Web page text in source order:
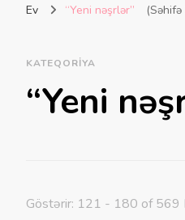
Ev “Yeni nəşrlər” (Səhifə
KATEQORIYA
“Yeni
Göstərir: 121 - 180 of